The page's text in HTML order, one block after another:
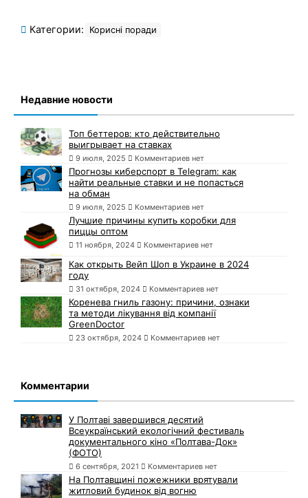
Категории: Корисні поради
Недавние новости
Топ беттеров: кто действительно
выигрывает на ставках
9 июля, 2025 Комментариев нет
Прогнозы киберспорт в Telegram: как
найти реальные ставки и не попасться
на обман
9 июля, 2025 Комментариев нет
Лучшие причины купить коробки для
пиццы оптом
11 ноября, 2024 Комментариев нет
Как открыть Вейп Шоп в Украине в 2024
году
31 октября, 2024 Комментариев нет
Коренева гниль газону: причини, ознаки
та методи лікування від компанії
GreenDoctor
23 октября, 2024 Комментариев нет
Комментарии
У Полтаві завершився десятий
Всеукраїнський екологічний фестиваль
документального кіно «Полтава-Док»
(ФОТО)
6 сентября, 2021 Комментариев нет
На Полтавщині пожежники врятували
житловий будинок від вогню